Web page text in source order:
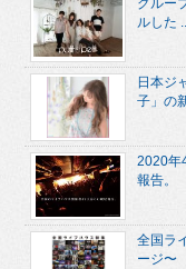
グルー
ルした
日本ジ
子」の
2020年
報告。
全国ラ
ージ〜